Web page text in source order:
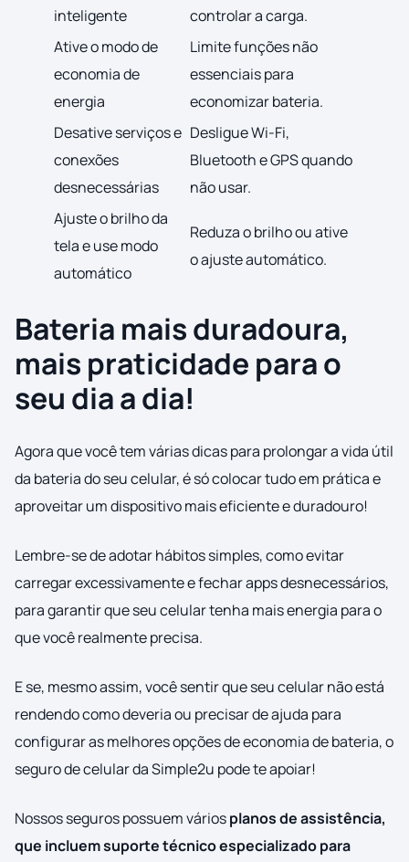
inteligente
controlar a carga.
Ative o modo de
economia de
energia
Limite funções não
essenciais para
economizar bateria.
Desative serviços e
conexões
desnecessárias
Desligue Wi-Fi,
Bluetooth e GPS quando
não usar.
Ajuste o brilho da
tela e use modo
automático
Reduza o brilho ou ative
o ajuste automático.
Bateria mais duradoura,
mais praticidade para o
seu dia a dia!
Agora que você tem várias dicas para prolongar a vida útil
da bateria do seu celular, é só colocar tudo em prática e
aproveitar um dispositivo mais eficiente e duradouro!
Lembre-se de adotar hábitos simples, como evitar
carregar excessivamente e fechar apps desnecessários,
para garantir que seu celular tenha mais energia para o
que você realmente precisa.
E se, mesmo assim, você sentir que seu celular não está
rendendo como deveria ou precisar de ajuda para
configurar as melhores opções de economia de bateria, o
seguro de celular da Simple2u pode te apoiar!
Nossos seguros possuem váriosplanos de assistência,
que incluem suporte técnico especializado para